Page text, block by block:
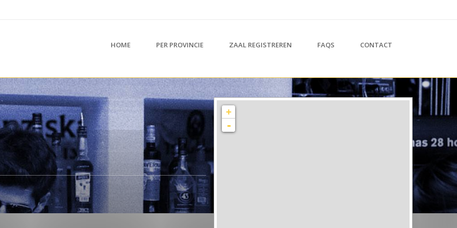
HOME PER PROVINCIE ZAAL REGISTREREN FAQS CONTACT
+
-